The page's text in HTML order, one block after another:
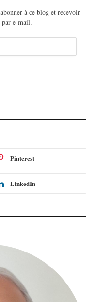
à ce blog et recevoir
e-mail.
Pinterest
LinkedIn